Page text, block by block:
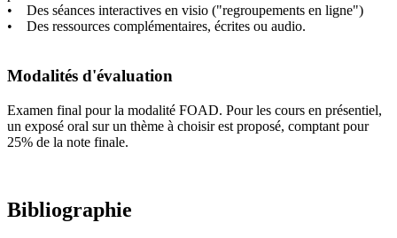
• Des séances interactives en visio ("regroupements en ligne")
• Des ressources complémentaires, écrites ou audio.
Modalités d'évaluation
Examen final pour la modalité FOAD. Pour les cours en présentiel,
un exposé oral sur un thème à choisir est proposé, comptant pour
25% de la note finale.
Bibliographie